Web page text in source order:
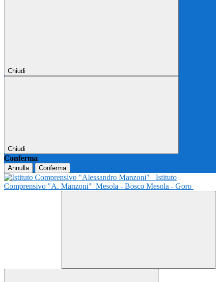
Chiudi
Chiudi
Conferma
Annulla Conferma
Istituto
Comprensivo "A. Manzoni" Mesola - Bosco Mesola - Goro